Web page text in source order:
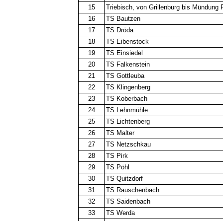
15
Triebisch, von Grillenburg bis Mündung
16
TS Bautzen
17
TS Dröda
18
TS Eibenstock
19
TS Einsiedel
20
TS Falkenstein
21
TS Gottleuba
22
TS Klingenberg
23
TS Koberbach
24
TS Lehnmühle
25
TS Lichtenberg
26
TS Malter
27
TS Netzschkau
28
TS Pirk
29
TS Pöhl
30
TS Quitzdorf
31
TS Rauschenbach
32
TS Saidenbach
33
TS Werda